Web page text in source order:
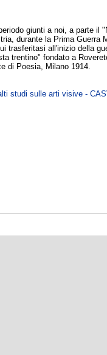
giunti a noi, a parte il
durante la Prima
trasferitasi all'inizio della
trentino" fondato a
di Poesia, Milano 1914.
studi sulle arti visive -